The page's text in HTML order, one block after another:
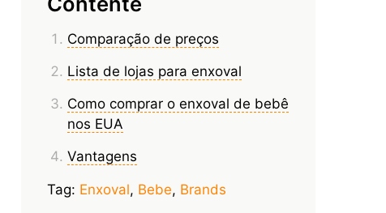
Comparação de preços
Lista de lojas para enxoval
Como comprar o enxoval de bebê
nos EUA
Vantagens
Tag: Enxoval, Bebe, Brands